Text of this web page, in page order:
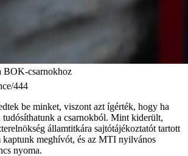
BOK-csarnokhoz
444
be minket, viszont azt ígérték, hogy ha
tudósíthatunk a csarnokból. Mint kiderült,
államtitkára sajtótájékoztatót tartott
kaptunk meghívót, és az MTI nyilvános
nyoma.